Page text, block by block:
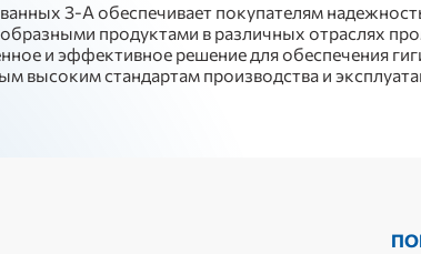
3-A обеспечивает покупателям
продуктами в различных отраслях
и эффективное решение для обеспечения
высоким стандартам производства и